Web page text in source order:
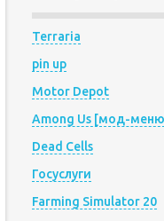
Terraria
pin up
Motor Depot
Among Us [мод-
Dead Cells
Госуслуги
Farming Simulator 20